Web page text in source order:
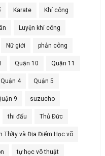
Karate Khí công
lân Luyện khí công
Nữ giới phản công
Quận 10 Quận 11
Quận 4 Quận 5
9 suzucho
thi đấu Thủ Đức
Thầy và Địa Điểm Học võ
tự học võ thuật